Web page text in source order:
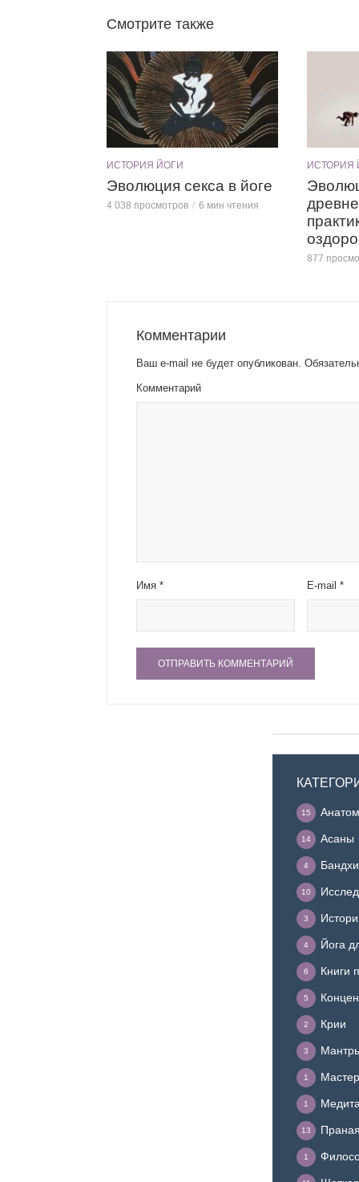
Смотрите также
ИСТОРИЯ ЙОГИ
Эволюция секса в йоге
4 038 просмотров 6 мин чтения
ИСТОРИЯ
877
Комментарии
Ваш e-mail не будет опубликован.
Комментарий
Имя * E-mail*
15
Асаны
14
Бандхи
4
10
3
Йога
4
Книги
6
5
Крии
2
3
1
1
13
1